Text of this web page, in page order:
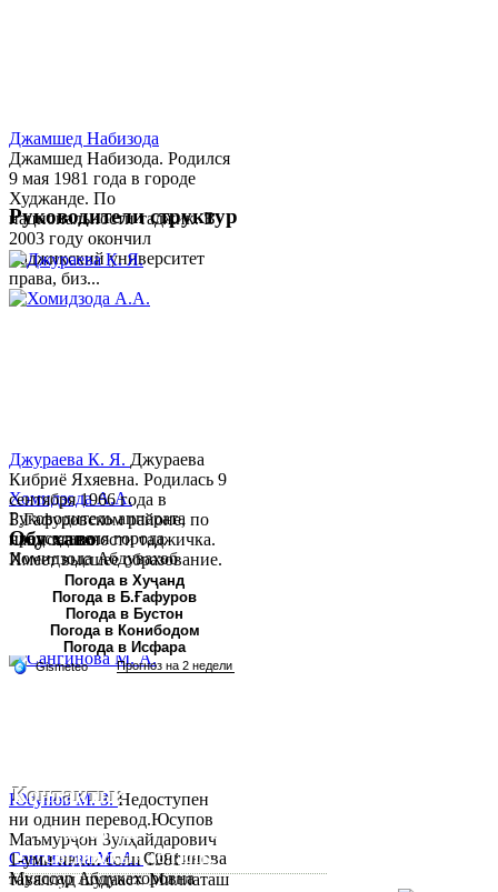
Джамшед Набизода
Джамшед Набизода. Родился
9 мая 1981 года в городе
Худжанде. По
национальности таджик. В
2003 году окончил
Таджикский университет
права, биз...
Хомидзода А.А.
Руководитель аппарата
председателя города
Хомидзода Абдувахоб
Абдумаджид родился 8
июня 1978 года в городе
Худжанде. По
национальности...
Сангинова М. А.Сангинова
Муяссар Абдукахоровна
Руководители структур
Джураева К. Я. Джураева
Кибриё Яхяевна. Родилась 9
сентября 1966 года в
Б.Гафуровском районе, по
национальности таджичка.
Имеет высшее образование.
В 1997 ...
Юсупов М. З.Недоступен
ни однин перевод.Юсупов
Маъмурҷон Зулҳайдарович
1-уми июни соли 1981
таваллуд шудааст. Миллаташ
Обу хаво
Погода в Хуҷанд
Погода в Б.Ғафуров
Погода в Бустон
Погода в Конибодом
Погода в Исфара
Контакты:
Республика Таджикистан,
Согдийскый область,